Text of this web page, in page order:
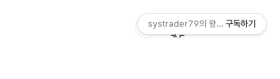
systrader79의 왕초보를 위한 주식
구독하기